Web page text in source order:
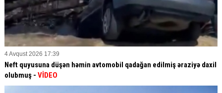
4 Avqust 2026 17:39
Neft quyusuna düşən həmin avtomobil qadağan edilmiş əraziyə daxil
olubmuş - VİDEO